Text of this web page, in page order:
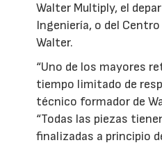
Walter Multiply, el
Ingeniería, o del
Walter.
“Uno de los mayores
tiempo limitado de
técnico formador de
“Todas las piezas
finalizadas a principio